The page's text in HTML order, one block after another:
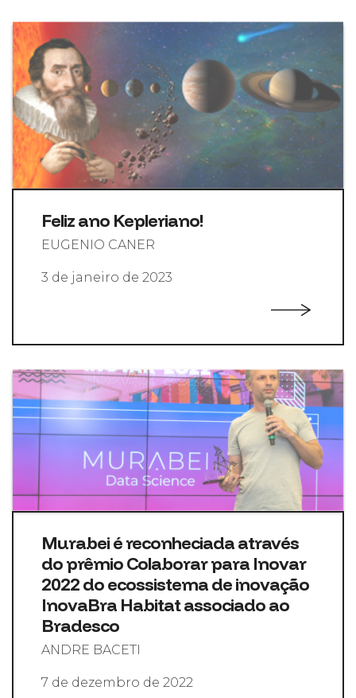
Feliz ano Kepleriano!
EUGENIO CANER
3 de janeiro de 2023
Murabei é reconheciada através
do prêmio Colaborar para Inovar
2022 do ecossistema de inovação
InovaBra Habitat associado ao
Bradesco
ANDRE BACETI
7 de dezembro de 2022